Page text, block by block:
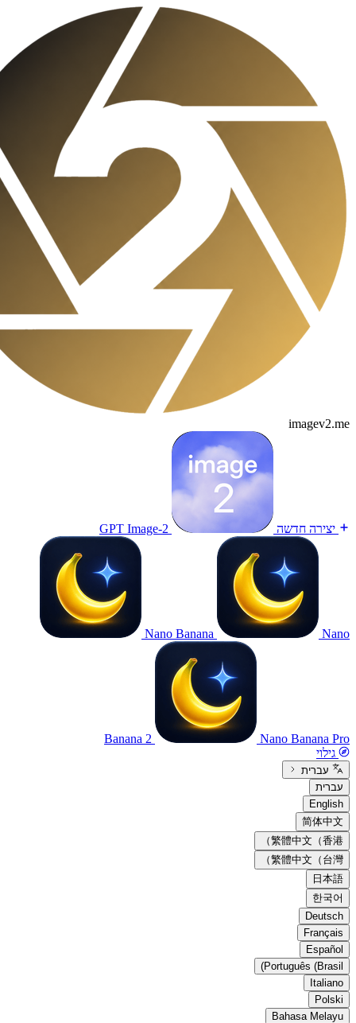
imagev2.me
יצירה חדשה GPT Image-2
Nano Banana Nano
Banana 2
Nano Banana Pro
גילוי
עברית
עברית
English
简体中文
繁體中文（香港）
繁體中文（台灣）
日本語
한국어
Deutsch
Français
Español
Português (Brasil)
Italiano
Polski
Bahasa Melayu